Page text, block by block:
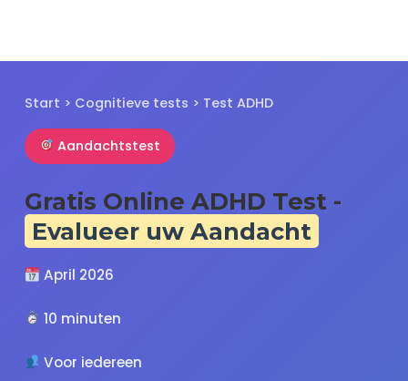
Start > Cognitieve tests > Test ADHD
Aandachtstest
Gratis Online ADHD Test -
Evalueer uw Aandacht
April 2026
10 minuten
Voor iedereen